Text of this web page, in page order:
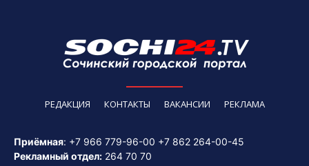
РЕДАКЦИЯ КОНТАКТЫ ВАКАНСИИ РЕКЛАМА
Приёмная: +7 966 779-96-00 +7 862 264-00-45
Рекламный отдел: 264 70 70